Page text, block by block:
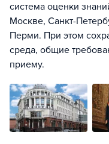
система оценки
Москве, Санкт-
Перми. При этом
среда, общие
приему.